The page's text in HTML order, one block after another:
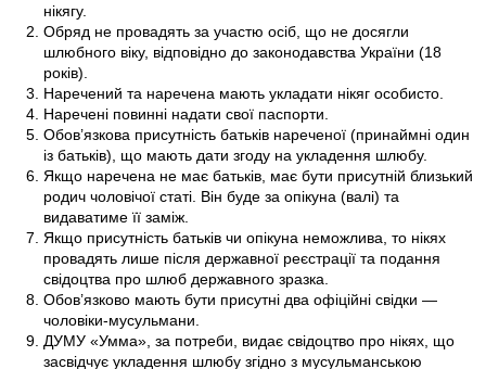
нікягу.
Обряд не провадять за участю осіб, що не досягли
шлюбного віку, відповідно до законодавства України (18
років).
Наречений та наречена мають укладати нікяг особисто.
Наречені повинні надати свої паспорти.
Обов’язкова присутність батьків нареченої (принаймні один
із батьків), що мають дати згоду на укладення шлюбу.
Якщо наречена не має батьків, має бути присутній близький
родич чоловічої статі. Він буде за опікуна (валі) та
видаватиме її заміж.
Якщо присутність батьків чи опікуна неможлива, то нікях
провадять лише після державної реєстрації та подання
свідоцтва про шлюб державного зразка.
Обов’язково мають бути присутні два офіційні свідки —
чоловіки-мусульмани.
ДУМУ «Умма», за потреби, видає свідоцтво про нікях, що
засвідчує укладення шлюбу згідно з мусульманською